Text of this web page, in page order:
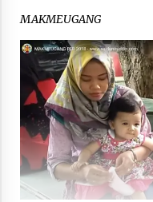
MAKMEUGANG